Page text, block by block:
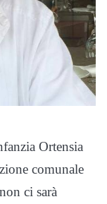
Ortensia
comunale
ci sarà